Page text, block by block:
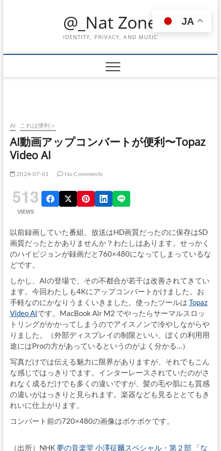
@_Nat Zone
IDENTITY, PRIVACY, AND MUSIC
AI これは便利＞
AI動画アップコンバートが便利〜Topaz
Video AI
2024-07-01 No Comments
513
VIEWS
以前録画していた番組、放送はHD画質だったのに保存はSD
画質だったとかありませんか？わたしはあります。せっかく
のハイビジョンが録画だと760×480になってしまっているな
どです。
しかし、AIの登場で、その不都合が若干は改善されてきてい
ます。今回わたしも4Kにアップコンバートかけました。お
手軽なのにかなりうまくいきました。使ったツールは Topaz
Video AIです。MacBook Air M2 でやったらサーマルスロッ
トリングがかかってしまうのでアイスノンで冷やしながらや
りました。（外部ディスプレイの制限といい、ぼくの利用用
途にはProの方があっているというのがよく分かる…）
写真だけでは伝える魅力に限界がありますが、それでもこん
な感じではっきりでます。インターレースされていたのがさ
れなく成るだけでも多くの違いですが、髪の毛や肌にも質感
の違いがはっきりと見られます。楽器なども見るととてもき
れいに仕上がります。
コンバート前の720×480の画像はボケボケです。
（出所）NHK夢の音楽堂 小澤征爾スペシャル・第２部 「な
JA